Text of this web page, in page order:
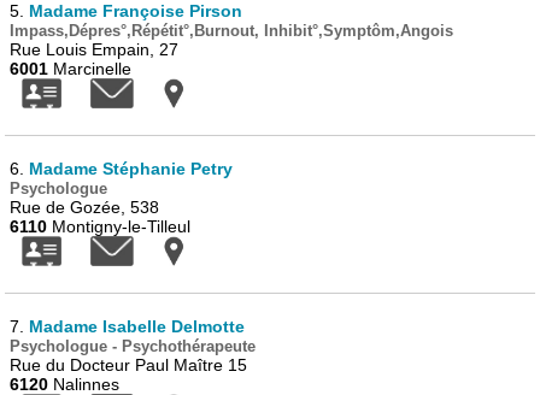
5. Madame Françoise Pirson
Impass,Dépres°,Répétit°,Burnout, Inhibit°,Symptôm,Angois
Rue Louis Empain, 27
6001 Marcinelle
6. Madame Stéphanie Petry
Psychologue
Rue de Gozée, 538
6110 Montigny-le-Tilleul
7. Madame Isabelle Delmotte
Psychologue - Psychothérapeute
Rue du Docteur Paul Maître 15
6120 Nalinnes